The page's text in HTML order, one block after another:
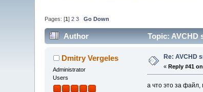
Pages: [1]2 3 Go Down
Author Topic: AVCHD
Dmitry Vergeles
Administrator
Users
Re: AVCHD
«Reply #41
а что это за файл,